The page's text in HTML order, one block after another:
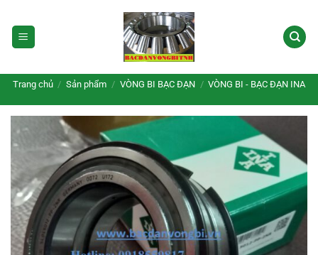
qua
nội
Trang chủ / Sản phẩm / VÒNG BI BẠC ĐẠN / VÒNG BI - BẠC ĐẠN INA